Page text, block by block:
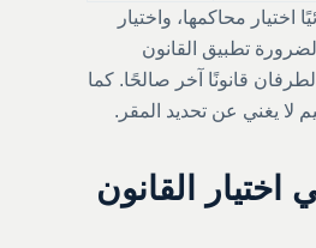
اختيار محاكمها، واختيار
تطبيق القانون
قانونًا آخر صالحًا. كما
لا يغني عن تحديد المقر.
القانون